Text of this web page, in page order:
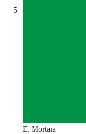
5
E. Mortara